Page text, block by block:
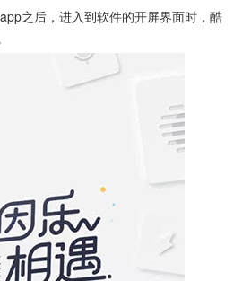
之后，进入到软件的开屏界面时，酷